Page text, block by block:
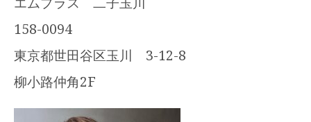
158-0094
東京都世田谷区玉川 3-12-8
柳小路仲角2F